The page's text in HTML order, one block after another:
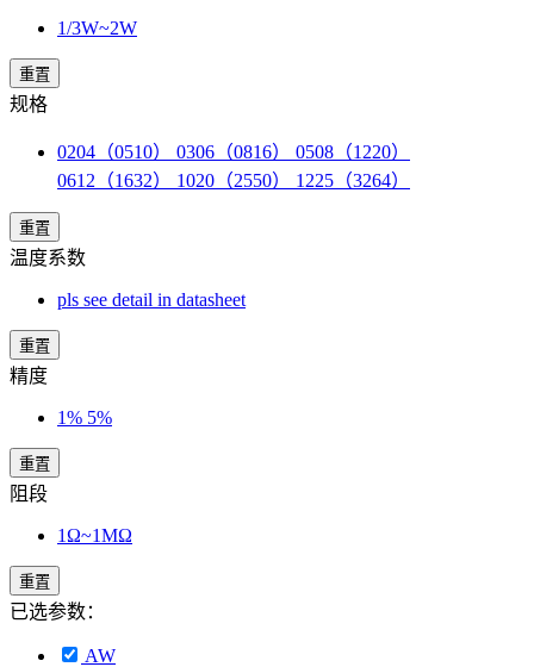
1/3W~2W
重置
规格
0204（0510） 0306（0816） 0508（1220）
0612（1632） 1020（2550） 1225（3264）
重置
温度系数
pls see detail in datasheet
重置
精度
1% 5%
重置
阻段
1Ω~1MΩ
重置
已选参数：
AW